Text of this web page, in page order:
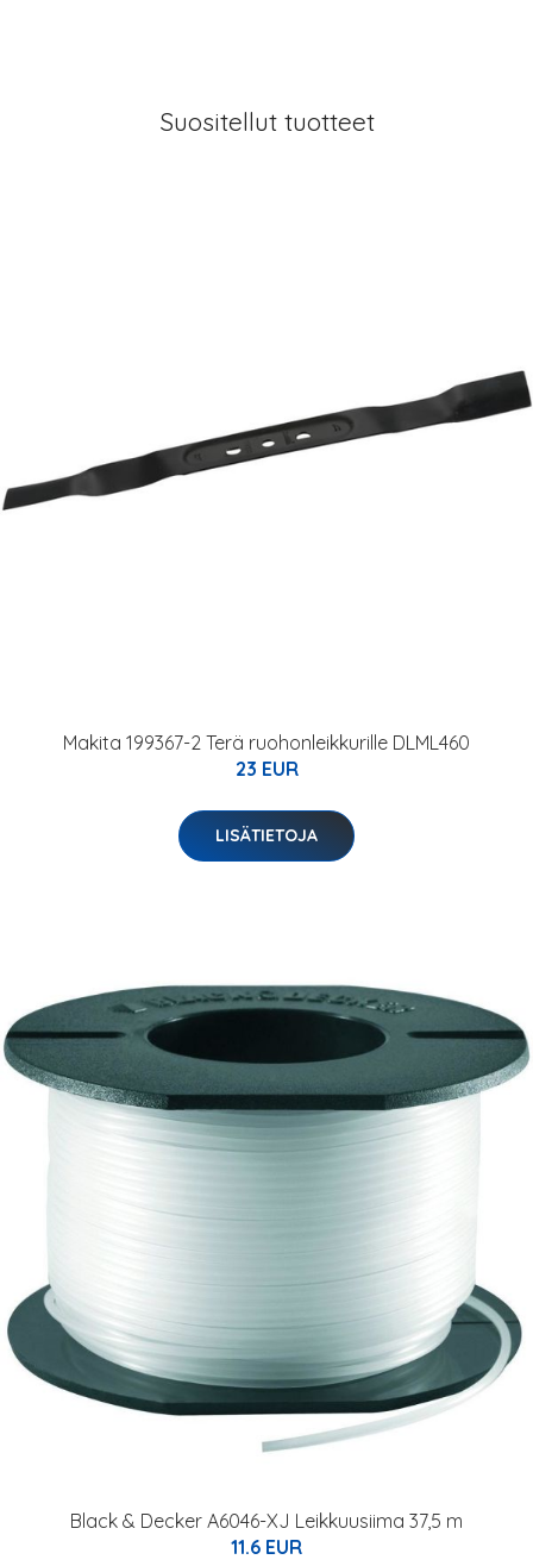
Suositellut tuotteet
Makita 199367-2 Terä ruohonleikkurille DLML460
23 EUR
LISÄTIETOJA
Black & Decker A6046-XJ Leikkuusiima 37,5 m
11.6 EUR